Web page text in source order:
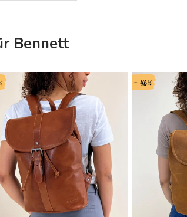
Bennett
- 46%